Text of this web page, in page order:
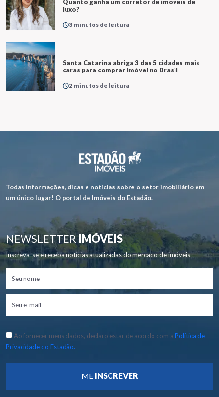
Quanto ganha um corretor de imóveis de
luxo?
3 minutos de leitura
Santa Catarina abriga 3 das 5 cidades mais
caras para comprar imóvel no Brasil
2 minutos de leitura
Todas informações, dicas e notícias sobre o setor imobiliário em
um único lugar! O portal de Imóveis do Estadão.
NEWSLETTERIMÓVEIS
Inscreva-se e receba notícias atualizadas do mercado de imóveis
Ao fornecer meus dados, declaro estar de acordo com a Política de
Privacidade do Estadão.
ME INSCREVER